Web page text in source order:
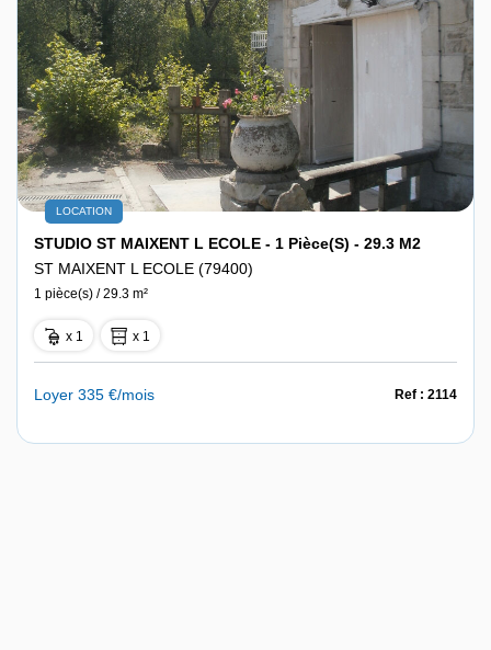
LOCATION
STUDIO ST MAIXENT L ECOLE - 1 Pièce(s) - 29.3 M2
ST MAIXENT L ECOLE (79400)
1 pièce(s) / 29.3 m²
x 1 x 1
Loyer 335 €/mois Ref : 2114